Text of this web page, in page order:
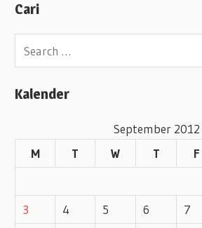
t
e
r
Cari
Kalender
September 2012
M
T W T F
3
4 5 6 7